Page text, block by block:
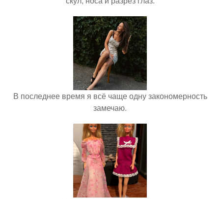
В последнее время я всё чаще одну закономерность
замечаю.